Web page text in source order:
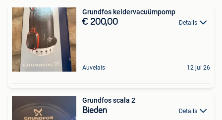
Grundfos keldervacuümpomp
€ 200,00 Details
Auvelais 12 jul 26
Grundfos scala 2
Bieden Details